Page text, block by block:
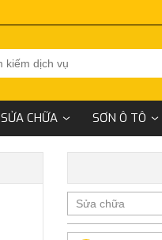
SỬA CHỮA SƠN Ô TÔ